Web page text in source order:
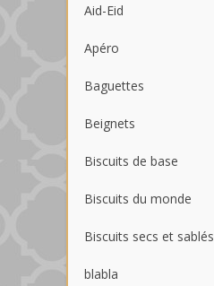
Aid-Eid
Apéro
Baguettes
Beignets
Biscuits de base
Biscuits du monde
Biscuits secs et sablés
blabla